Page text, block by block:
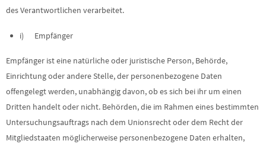
des Verantwortlichen verarbeitet.
i) Empfänger
Empfänger ist eine natürliche oder juristische Person, Behörde,
Einrichtung oder andere Stelle, der personenbezogene Daten
offengelegt werden, unabhängig davon, ob es sich bei ihr um einen
Dritten handelt oder nicht. Behörden, die im Rahmen eines bestimmten
Untersuchungsauftrags nach dem Unionsrecht oder dem Recht der
Mitgliedstaaten möglicherweise personenbezogene Daten erhalten,